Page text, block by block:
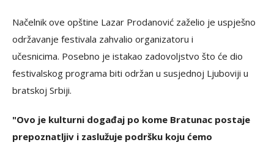
Načelnik ove opštine Lazar Prodanović zaželio je uspješno
održavanje festivala zahvalio organizatoru i
učesnicima. Posebno je istakao zadovoljstvo što će dio
festivalskog programa biti održan u susjednoj Ljuboviji u
bratskoj Srbiji.
"Ovo je kulturni događaj po kome Bratunac postaje
prepoznatljiv i zaslužuje podršku koju ćemo